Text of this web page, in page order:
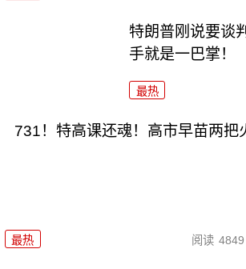
特朗普刚说要谈
手就是一巴掌！
最热
731！特高课还魂！高市早苗两把
最热 阅读 4849